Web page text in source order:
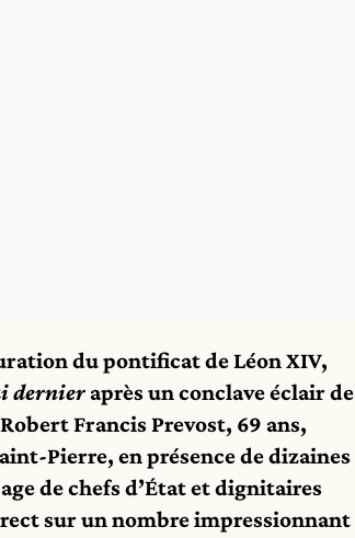
du pontificat de Léon XIV,
dernieraprès un conclave éclair de
Francis Prevost, 69 ans,
Pierre, en présence de dizaines
de chefs d’État et dignitaires
sur un nombre impressionnant